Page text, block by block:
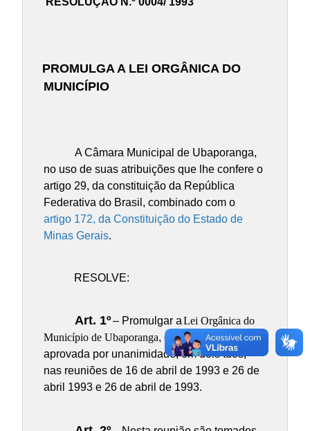
PROMULGA A LEI ORGÂNICA DO
MUNICÍPIO
A Câmara Municipal de Ubaporanga,
no uso de suas atribuições que lhe confere o
artigo 29, da constituição da República
Federativa do Brasil, combinado com o
artigo 172, da Constituição do Estado de
Minas Gerais.
RESOLVE:
Art. 1º– Promulgar aLei Orgânica do
Município de Ubaporanga, discutida, votada e
aprovada por unanimidade, em dois tuos,
nas reuniões de 16 de abril de 1993 e 26 de
abril 1993 e 26 de abril de 1993.